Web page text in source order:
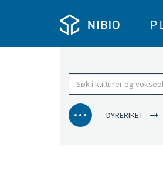
DYRERIKET